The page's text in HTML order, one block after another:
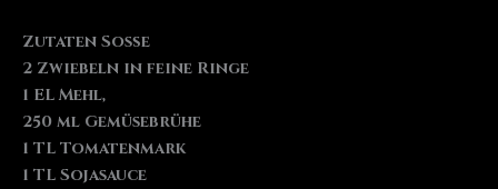
Zutaten Soße
2 Zwiebeln in feine Ringe
1 EL Mehl,
250 ml Gemüsebrühe
1 TL Tomatenmark
1 TL Sojasauce